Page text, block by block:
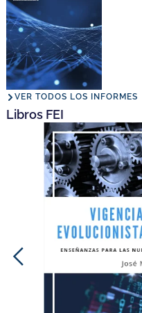
VER TODOS LOS INFORMES
Libros FEI